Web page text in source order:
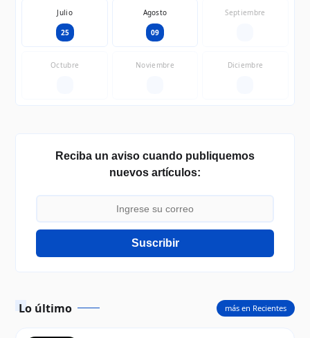
Julio
25
Agosto
09
Septiembre
Octubre Noviembre Diciembre
Reciba un aviso cuando publiquemos
nuevos artículos:
Suscribir
Lo último más en Recientes